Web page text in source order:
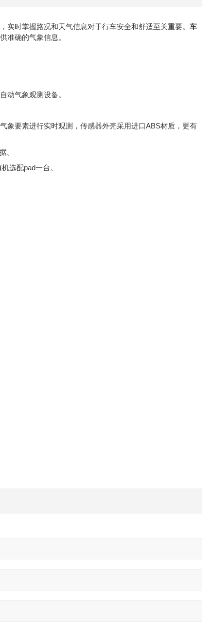
时掌握路况和天气信息对于行车安全和舒适至关重要。 车
准确的气象信息。
动气象观测设备。
象要素进行实时观测，传感器外壳采用进口ABS材质，更有
。
选配pad一台。